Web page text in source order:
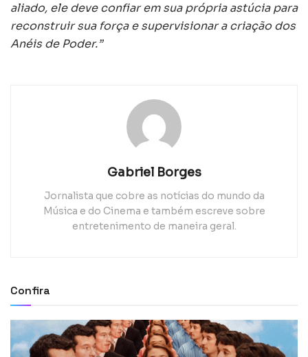
aliado, ele deve confiar em sua própria astúcia para
reconstruir sua força e supervisionar a criação dos
Anéis de Poder.”
Gabriel Borges
Jornalista que cobre as notícias do mundo da
Música e do Cinema e também escreve sobre
entretenimento de maneira geral.
Confira